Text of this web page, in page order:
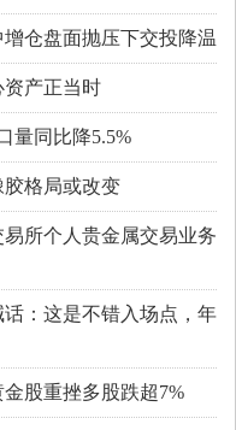
仓盘面抛压下交投降温
产正当时
量同比降5.5%
格局或改变
所个人贵金属交易业务
：这是不错入场点，年
股重挫多股跌超7%